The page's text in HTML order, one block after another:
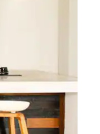
et en faisant glisser.